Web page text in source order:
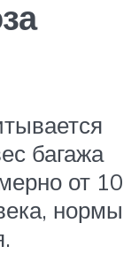
багажа
от 10
нормы